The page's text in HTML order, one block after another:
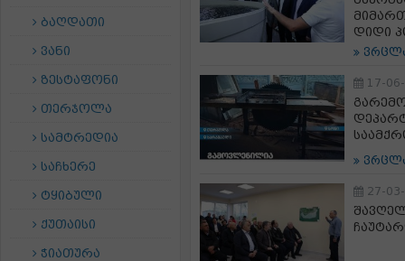
ბაღდათი
ვანი
ზესტაფონი
თერჯოლა
სამტრედია
საჩხერე
ტყიბული
ქუთაისი
ჭიათურა
დიდი
17-
27-